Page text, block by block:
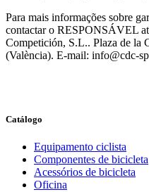
Para mais informações sobre
contactar o RESPONSÁVEL
Competición, S.L.. Plaza de la
(València). E-mail: info@cdc-
Catálogo
Equipamento ciclista
Componentes de bicicleta
Acessórios de bicicleta
Oficina